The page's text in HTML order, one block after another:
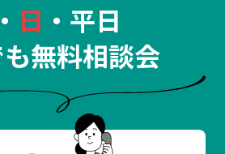
・ 日 ・平日
無料相談会